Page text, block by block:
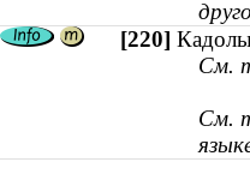
[220]
См.
См.